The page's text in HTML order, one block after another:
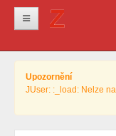
Krimi
Info z města
Upozornění
JUser: :_load: Nelze